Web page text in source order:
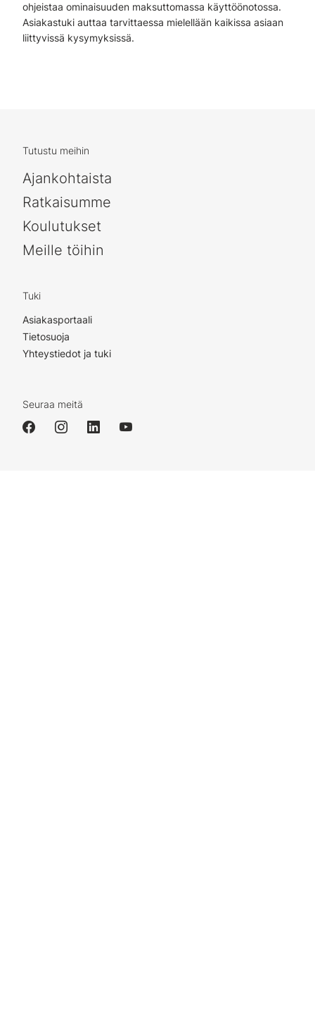
ohjeistaa ominaisuuden maksuttomassa käyttöönotossa.
Asiakastuki auttaa tarvittaessa mielellään kaikissa asiaan
liittyvissä kysymyksissä.
Tutustu meihin
Ajankohtaista
Ratkaisumme
Koulutukset
Meille töihin
Tuki
Asiakasportaali
Tietosuoja
Yhteystiedot ja tuki
Seuraa meitä